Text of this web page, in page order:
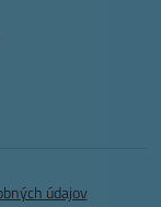
údajov